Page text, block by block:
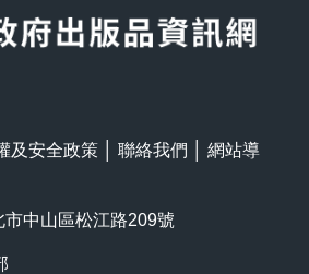
及安全政策 聯絡我們
網站導
中山區松江路209號